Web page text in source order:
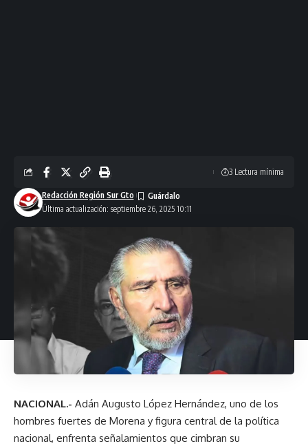
Última actualización: septiembre 26, 2025 10:11
Redacción Región Sur Gto
3 Lectura mínima
NACIONAL.- Adán Augusto López Hernández, uno de los
hombres fuertes de Morena y figura central de la política
nacional, enfrenta señalamientos que cimbran su